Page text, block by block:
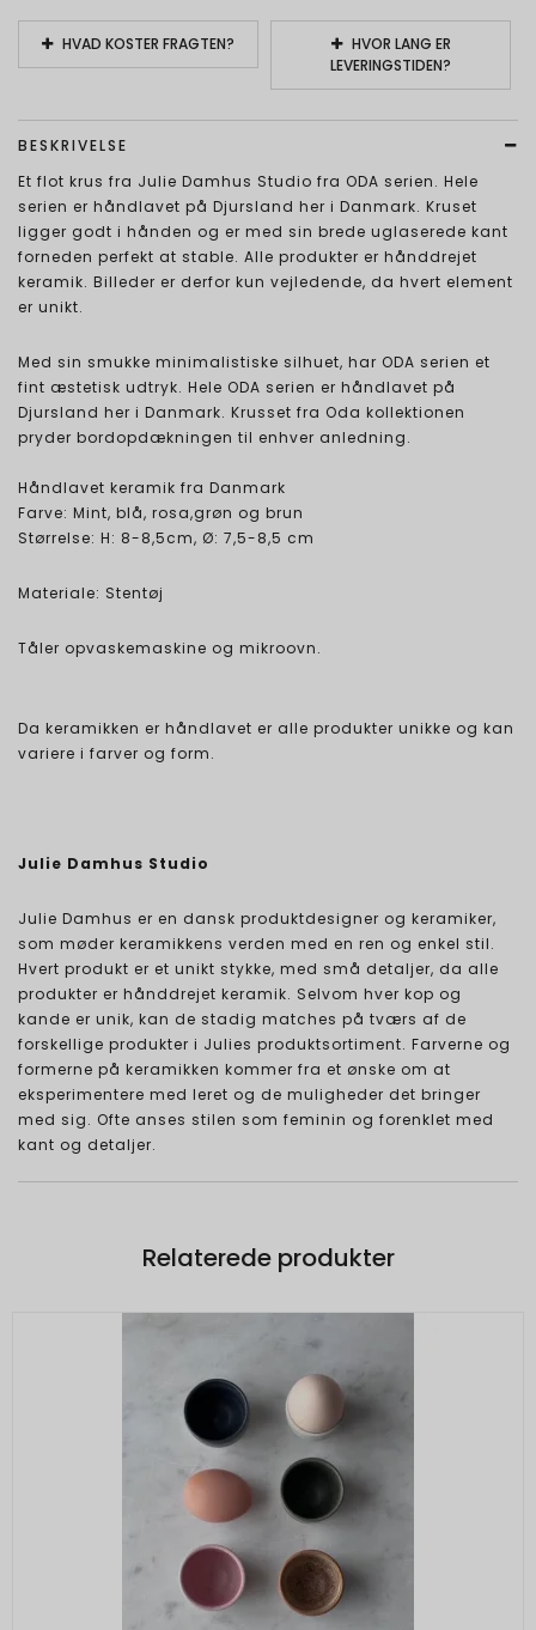
HVAD KOSTER FRAGTEN?
HVOR LANG ER
LEVERINGSTIDEN?
BESKRIVELSE
Et flot krus fra Julie Damhus Studio fra ODA serien. Hele
serien er håndlavet på Djursland her i Danmark. Kruset
ligger godt i hånden og er med sin brede uglaserede kant
forneden perfekt at stable. Alle produkter er hånddrejet
keramik. Billeder er derfor kun vejledende, da hvert element
er unikt.
Med sin smukke minimalistiske silhuet, har ODA serien et
fint æstetisk udtryk. Hele ODA serien er håndlavet på
Djursland her i Danmark. Krusset fra Oda kollektionen
pryder bordopdækningen til enhver anledning.
Håndlavet keramik fra Danmark
Farve: Mint, blå, rosa,grøn og brun
Størrelse: H: 8-8,5cm, Ø: 7,5-8,5 cm
Materiale: Stentøj
Tåler opvaskemaskine og mikroovn.
Da keramikken er håndlavet er alle produkter unikke og kan
variere i farver og form.
Julie Damhus Studio
Julie Damhus er en dansk produktdesigner og keramiker,
som møder keramikkens verden med en ren og enkel stil.
Hvert produkt er et unikt stykke, med små detaljer, da alle
produkter er hånddrejet keramik. Selvom hver kop og
kande er unik, kan de stadig matches på tværs af de
forskellige produkter i Julies produktsortiment. Farverne og
formerne på keramikken kommer fra et ønske om at
eksperimentere med leret og de muligheder det bringer
med sig. Ofte anses stilen som feminin og forenklet med
kant og detaljer.
Relaterede produkter